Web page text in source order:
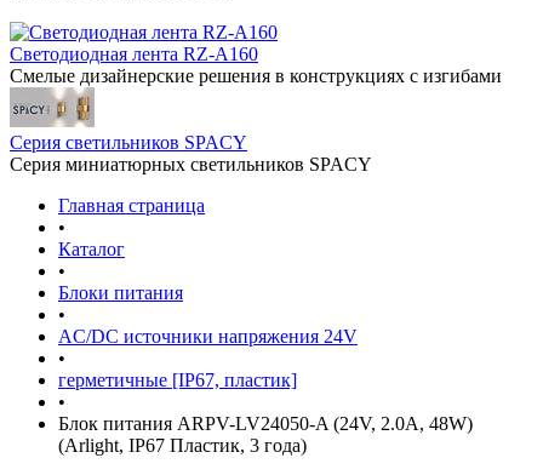
Светодиодная лента RZ-A160
Смелые дизайнерские решения в конструкциях с изгибами
Серия светильников SPACY
Серия миниатюрных светильников SPACY
Главная страница
•
Каталог
•
Блоки питания
•
AC/DC источники напряжения 24V
•
герметичные [IP67, пластик]
•
Блок питания ARPV-LV24050-A (24V, 2.0A, 48W)
(Arlight, IP67 Пластик, 3 года)